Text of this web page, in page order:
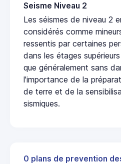
Seisme Niveau 2
Les séismes de niveau 2
considérés comme
ressentis par certaines
dans les étages
que généralement sans
l'importance de la
de terre et de la
sismiques.
0 plans de prevention